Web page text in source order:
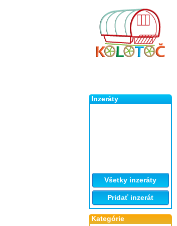
Inzeráty
Všetky inzeráty
Pridať inzerát
Kategórie